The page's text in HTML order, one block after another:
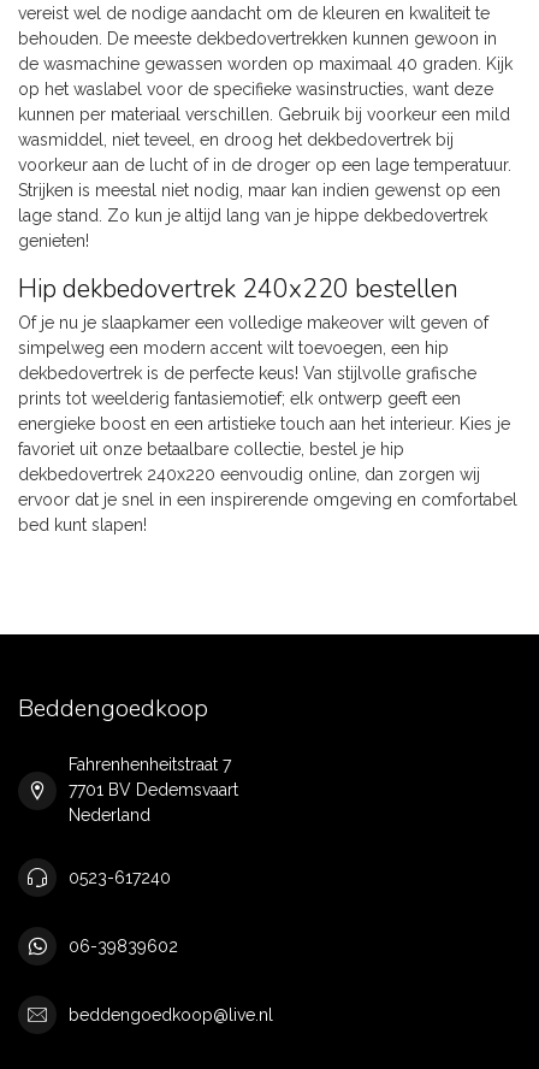
vereist wel de nodige aandacht om de kleuren en kwaliteit te
behouden. De meeste dekbedovertrekken kunnen gewoon in
de wasmachine gewassen worden op maximaal 40 graden. Kijk
op het waslabel voor de specifieke wasinstructies, want deze
kunnen per materiaal verschillen. Gebruik bij voorkeur een mild
wasmiddel, niet teveel, en droog het dekbedovertrek bij
voorkeur aan de lucht of in de droger op een lage temperatuur.
Strijken is meestal niet nodig, maar kan indien gewenst op een
lage stand. Zo kun je altijd lang van je hippe dekbedovertrek
genieten!
Hip dekbedovertrek 240x220 bestellen
Of je nu je slaapkamer een volledige makeover wilt geven of
simpelweg een modern accent wilt toevoegen, een hip
dekbedovertrek is de perfecte keus! Van stijlvolle grafische
prints tot weelderig fantasiemotief; elk ontwerp geeft een
energieke boost en een artistieke touch aan het interieur. Kies je
favoriet uit onze betaalbare collectie, bestel je hip
dekbedovertrek 240x220 eenvoudig online, dan zorgen wij
ervoor dat je snel in een inspirerende omgeving en comfortabel
bed kunt slapen!
Beddengoedkoop
Fahrenhenheitstraat 7
7701 BV Dedemsvaart
Nederland
0523-617240
06-39839602
beddengoedkoop@live.nl